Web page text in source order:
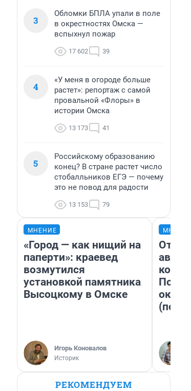
3
Обломки БПЛА упали в поле
в окрестностях Омска —
вспыхнул пожар
17 602 39
4
«У меня в огороде больше
растет»: репортаж с самой
провальной «Флоры» в
истории Омска
13 173 41
5
Российскому образованию
конец? В стране растет число
стобалльников ЕГЭ — почему
это не повод для радости
13 153 79
МНЕНИЕ
«Город — как нищий на
паперти»: краевед
возмутился
установкой памятника
Высоцкому в Омске
Игорь Коновалов
Историк
От
РЕКОМЕНДУЕМ